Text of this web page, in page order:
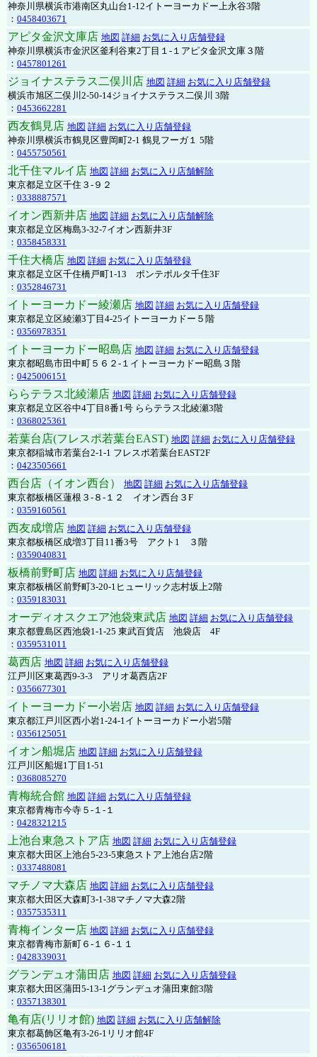
神奈川県横浜市港南区丸山台1-12イトーヨーカドー上永谷3階
： 0458403671
アピタ金沢文庫店 地図 詳細 お気に入り店舗登録
神奈川県横浜市金沢区釜利谷東2丁目１-１アピタ金沢文庫３階
： 0457801261
ジョイナステラス二俣川店 地図 詳細 お気に入り店舗登録
横浜市旭区二俣川2-50-14ジョイナステラス二俣川 3階
： 0453662281
西友鶴見店 地図 詳細 お気に入り店舗登録
神奈川県横浜市鶴見区豊岡町2-1 鶴見フーガ１ 5階
： 0455750561
北千住マルイ店 地図 詳細 お気に入り店舗解除
東京都足立区千住３-９２
： 0338887571
イオン西新井店 地図 詳細 お気に入り店舗解除
東京都足立区梅島3-32-7イオン西新井3F
： 0358458331
千住大橋店 地図 詳細 お気に入り店舗登録
東京都足立区千住橋戸町1-13 ポンテポルタ千住3F
： 0352846731
イトーヨーカドー綾瀬店 地図 詳細 お気に入り店舗登録
東京都足立区綾瀬3丁目4-25イトーヨーカドー５階
： 0356978351
イトーヨーカドー昭島店 地図 詳細 お気に入り店舗登録
東京都昭島市田中町５６２-１イトーヨーカドー昭島３階
： 0425006151
ららテラス北綾瀬店 地図 詳細 お気に入り店舗登録
東京都足立区谷中4丁目8番1号 ららテラス北綾瀬3階
： 0368025361
若葉台店(フレスポ若葉台EAST) 地図 詳細 お気に入り店舗登録
東京都稲城市若葉台2-1-1 フレスポ若葉台EAST2F
： 0423505661
西台店（イオン西台） 地図 詳細 お気に入り店舗登録
東京都板橋区蓮根３-８-１２ イオン西台３F
： 0359160561
西友成増店 地図 詳細 お気に入り店舗登録
東京都板橋区成増3丁目11番3号 アクト1 ３階
： 0359040831
板橋前野町店 地図 詳細 お気に入り店舗登録
東京都板橋区前野町3-20-1ヒューリック志村坂上2階
： 0359183031
オーディオスクエア池袋東武店 地図 詳細 お気に入り店舗登録
東京都豊島区西池袋1-1-25 東武百貨店 池袋店 4F
： 0359531011
葛西店 地図 詳細 お気に入り店舗登録
江戸川区東葛西9-3-3 アリオ葛西店2F
： 0356677301
イトーヨーカドー小岩店 地図 詳細 お気に入り店舗登録
東京都江戸川区西小岩1-24-1イトーヨーカドー小岩5階
： 0356125051
イオン船堀店 地図 詳細 お気に入り店舗登録
江戸川区船堀1丁目1-51
： 0368085270
青梅統合館 地図 詳細 お気に入り店舗登録
東京都青梅市今寺５-１-１
： 0428321215
上池台東急ストア店 地図 詳細 お気に入り店舗登録
東京都大田区上池台5-23-5東急ストア上池台店2階
： 0337488081
マチノマ大森店 地図 詳細 お気に入り店舗登録
東京都大田区大森町3-1-38マチノマ大森2階
： 0357535311
青梅インター店 地図 詳細 お気に入り店舗登録
東京都青梅市新町６-１６-１１
： 0428339031
グランデュオ蒲田店 地図 詳細 お気に入り店舗登録
東京都大田区蒲田5-13-1グランデュオ蒲田東館3階
： 0357138301
亀有店(リリオ館) 地図 詳細 お気に入り店舗解除
東京都葛飾区亀有3-26-1リリオ館4F
： 0356506181